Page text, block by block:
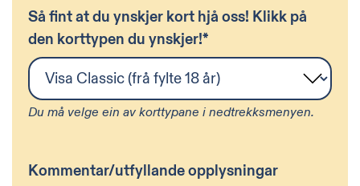
Så fint at du ynskjer kort hjå oss! Klikk på
den korttypen du ynskjer!*
Du må velge ein av korttypane i nedtrekksmenyen.
Kommentar/utfyllande opplysningar